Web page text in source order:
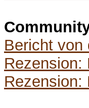
Bericht von
Rezension:
Rezension: